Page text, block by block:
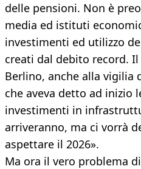
delle pensioni. Non è
media ed istituti
investimenti ed utilizzo
creati dal debito record.
Berlino, anche alla vigilia
che aveva detto ad inizio
investimenti in
arriveranno, ma ci vorrà
aspettare il 2026».
Ma ora il vero problema